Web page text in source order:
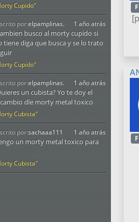
Cupido"
Cupido"
1 año atrás
busco al morty cupido si
tiene diga que busca y se lo trato
por:elpamplinas.
Cubista"
1 año atrás
un cubista? Yo te doy el
dle morty metal toxico
por:elpamplinas.
Cubista"
1 año atrás
un morty metal toxico para
por:sachaaa111